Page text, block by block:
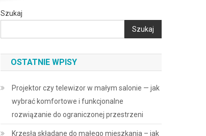
Szukaj
Szukaj
OSTATNIE WPISY
Projektor czy telewizor w małym salonie — jak
wybrać komfortowe i funkcjonalne
rozwiązanie do ograniczonej przestrzeni
Krzesła składane do małego mieszkania – jak